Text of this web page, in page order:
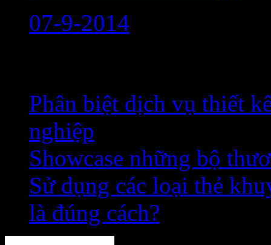
07-9-2014
Phân biệt dịch vụ thiết
nghiệp
Showcase những bộ
Sử dụng các loại thẻ
là đúng cách?